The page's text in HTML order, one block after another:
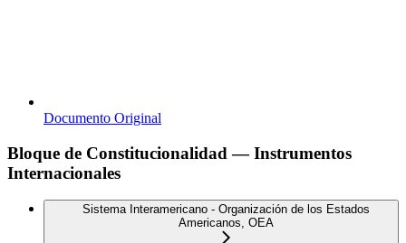
Documento Original
Bloque de Constitucionalidad — Instrumentos
Internacionales
Sistema Interamericano - Organización de los Estados
Americanos, OEA